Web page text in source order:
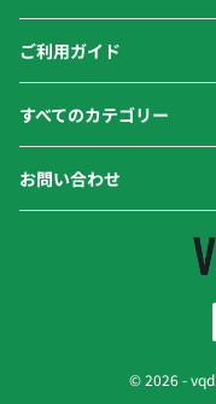
ご利用ガイド
すべてのカテゴリー
お問い合わせ
© 2026 -